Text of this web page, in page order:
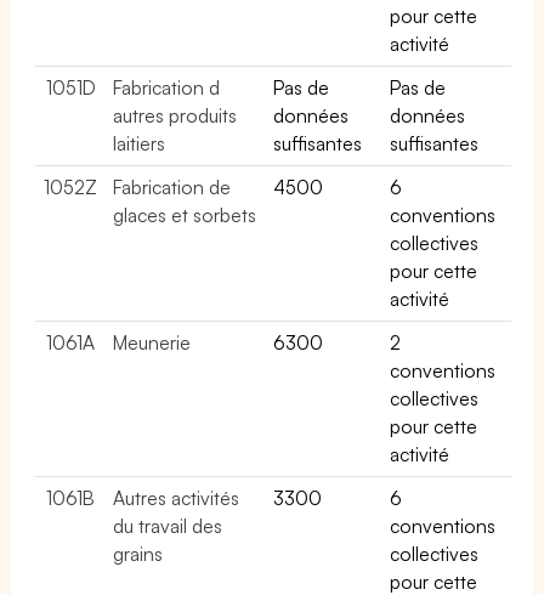
pour cette
activité
1051D
Fabrication d
autres produits
laitiers
Pas de
données
suffisantes
Pas de
données
suffisantes
1052Z
Fabrication de
glaces et sorbets
4500
6
conventions
collectives
pour cette
activité
1061A
Meunerie 6300
2
conventions
collectives
pour cette
activité
1061B
Autres activités
du travail des
grains
3300
6
conventions
collectives
pour cette